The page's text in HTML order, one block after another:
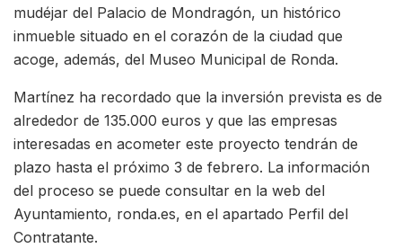
mudéjar del Palacio de Mondragón, un histórico
inmueble situado en el corazón de la ciudad que
acoge, además, del Museo Municipal de Ronda.
Martínez ha recordado que la inversión prevista es de
alrededor de 135.000 euros y que las empresas
interesadas en acometer este proyecto tendrán de
plazo hasta el próximo 3 de febrero. La información
del proceso se puede consultar en la web del
Ayuntamiento, ronda.es, en el apartado Perfil del
Contratante.